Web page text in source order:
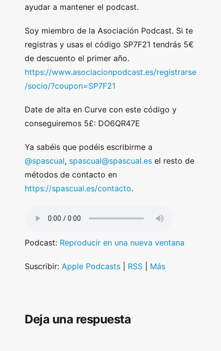
ayudar a mantener el podcast.
Soy miembro de la Asociación Podcast. Si te
registras y usas el código SP7F21 tendrás 5€
de descuento el primer año.
https://www.asociacionpodcast.es/registrarse
/socio/?coupon=SP7F21
Date de alta en Curve con este código y
conseguiremos 5£: DO6QR47E
Ya sabéis que podéis escribirme a
@spascual, spascual@spascual.es el resto de
métodos de contacto en
https://spascual.es/contacto.
Podcast: Reproducir en una nueva ventana
Suscribir: Apple Podcasts RSS Más
Deja una respuesta